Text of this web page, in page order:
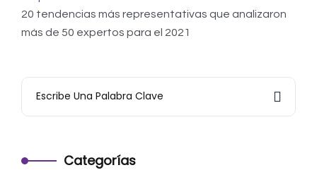
20 tendencias más representativas que analizaron
más de 50 expertos para el 2021
Categorías